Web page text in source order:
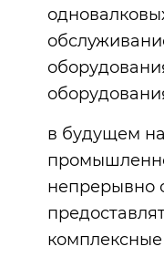
в будущем
непрерывно